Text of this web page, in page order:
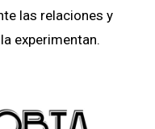
las relaciones y
experimentan.